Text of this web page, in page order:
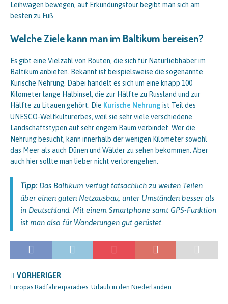
Leihwagen bewegen, auf Erkundungstour begibt man sich am
besten zu Fuß.
Welche Ziele kann man im Baltikum bereisen?
Es gibt eine Vielzahl von Routen, die sich für Naturliebhaber im
Baltikum anbieten. Bekannt ist beispielsweise die sogenannte
Kurische Nehrung. Dabei handelt es sich um eine knapp 100
Kilometer lange Halbinsel, die zur Hälfte zu Russland und zur
Hälfte zu Litauen gehört. Die Kurische Nehrung ist Teil des
UNESCO-Weltkulturerbes, weil sie sehr viele verschiedene
Landschaftstypen auf sehr engem Raum verbindet. Wer die
Nehrung besucht, kann innerhalb der wenigen Kilometer sowohl
das Meer als auch Dünen und Wälder zu sehen bekommen. Aber
auch hier sollte man lieber nicht verlorengehen.
Tipp:Das Baltikum verfügt tatsächlich zu weiten Teilen
über einen guten Netzausbau, unter Umständen besser als
in Deutschland. Mit einem Smartphone samt GPS-Funktion
ist man also für Wanderungen gut gerüstet.
VORHERIGER
Europas Radfahrerparadies: Urlaub in den Niederlanden